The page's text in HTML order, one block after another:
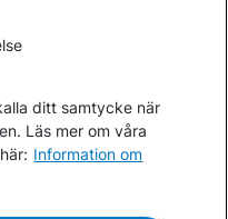
ditt samtycke när
Läs mer om våra
Information om